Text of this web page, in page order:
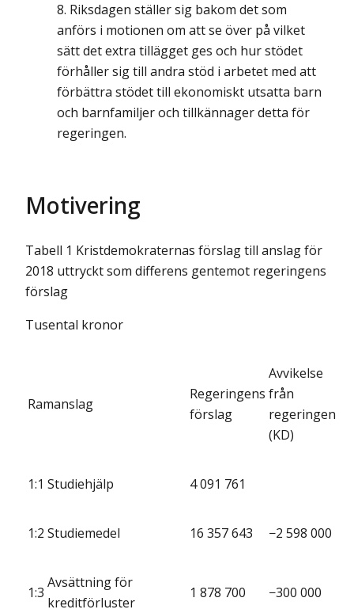
Riksdagen ställer sig bakom det som
anförs i motionen om att se över på vilket
sätt det extra tillägget ges och hur stödet
förhåller sig till andra stöd i arbetet med att
förbättra stödet till ekonomiskt utsatta barn
och barnfamiljer och tillkännager detta för
regeringen.
Motivering
Tabell 1 Kristdemokraternas förslag till anslag för
2018 uttryckt som differens gentemot regeringens
förslag
Tusental kronor
Ramanslag
Regeringens
förslag
Avvikelse
från
regeringen
(KD)
1:1 Studiehjälp 4 091 761
1:2 Studiemedel 16 357 643 −2 598 000
1:3
Avsättning för
kreditförluster
1 878 700 −300 000